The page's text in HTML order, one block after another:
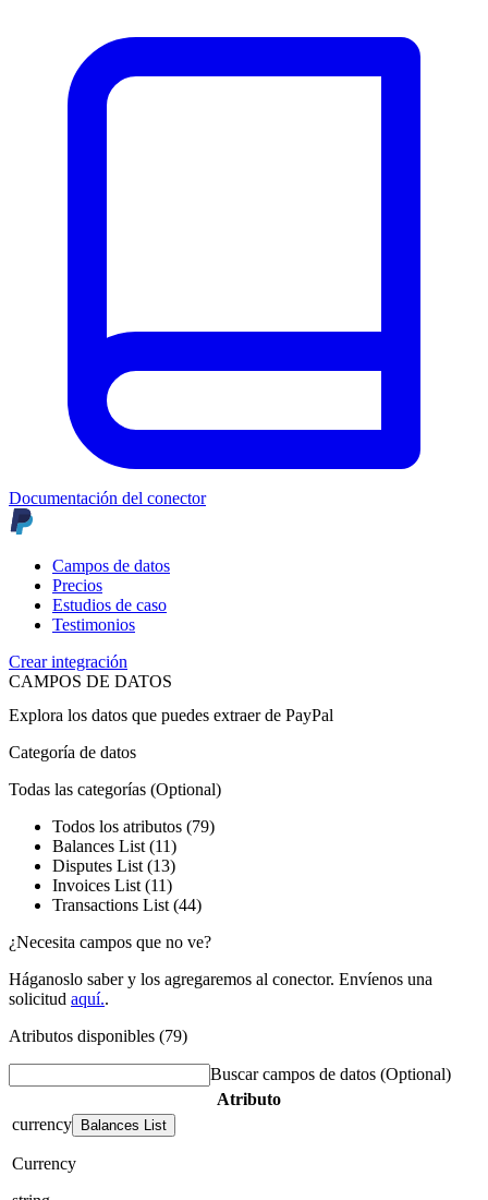
Documentación del conector
Campos de datos
Precios
Estudios de caso
Testimonios
Crear integración
CAMPOS DE DATOS
Explora los datos que puedes extraer de PayPal
Categoría de datos
Todas las categorías (Optional)
Todos los atributos (79)
Balances List (11)
Disputes List (13)
Invoices List (11)
Transactions List (44)
¿Necesita campos que no ve?
Háganoslo saber y los agregaremos al conector. Envíenos una
solicitud aquí..
Atributos disponibles (79)
Buscar campos de datos (Optional)
Atributo
currency
Balances List
Currency